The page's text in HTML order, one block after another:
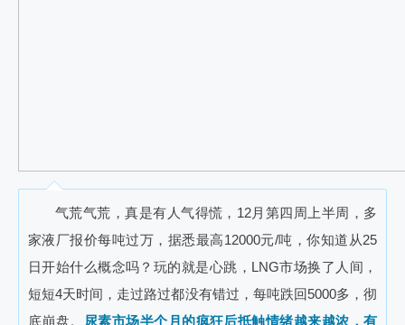
气荒气荒，真是有人气得慌，12月第四周上半周，多
家液厂报价每吨过万，据悉最高12000元/吨，你知道从25
日开始什么概念吗？玩的就是心跳，LNG市场换了人间，
短短4天时间，走过路过都没有错过，每吨跌回5000多，彻
底崩盘。
尿素市场半个月的疯狂后抵触情绪越来越浓，有